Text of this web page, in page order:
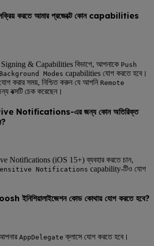
করতে আমার প্রজেক্টে কোন capabilities
Signing & Capabilities বিভাগে, আপনাকে Push
Background Modes capabilities যোগ করতে হবে।
করার সময়, নিশ্চিত করুন যে আপনি Remote
বক্সটি চেক করেছেন।
Notifications-এর জন্য কোন অতিরিক্ত
Notifications (iOS 15+) ব্যবহার করতে চান,
Notifications capability-টিও যোগ
ইনিশিয়ালাইজেশন কোড কোথায় যোগ করতে হবে?
AppDelegate ক্লাসে যোগ করতে হবে।